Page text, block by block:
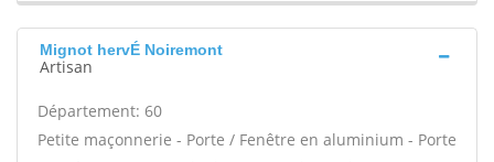
Mignot hervÉ Noiremont
Artisan
Département: 60
Petite maçonnerie - Porte / Fenêtre en aluminium - Porte